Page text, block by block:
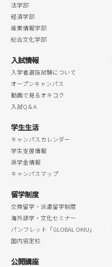
法学部
経済学部
産業情報学部
総合文化学部
入試情報
入学者選抜試験について
オープンキャンパス
動画で見るオキコク
入試Q＆A
学生生活
キャンパスカレンダー
学生支援情報
奨学金情報
キャンパスマップ
留学制度
交換留学・派遣留学制度
海外語学・文化セミナー
パンフレット「GLOBAL OKIU」
国内協定校
公開講座